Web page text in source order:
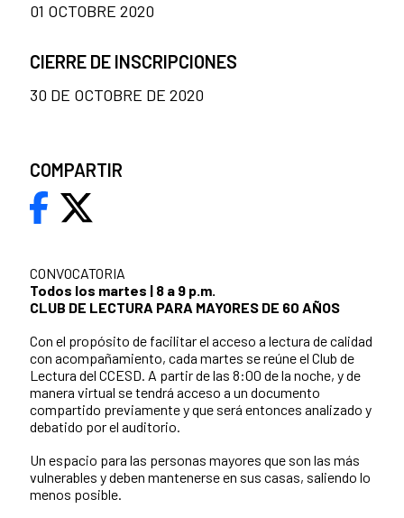
CONVOCATORIA
Todos los martes | 8 a 9 p.m.
CLUB DE LECTURA PARA MAYORES DE 60 AÑOS
Con el propósito de facilitar el acceso a lectura de calidad
con acompañamiento, cada martes se reúne el Club de
Lectura del CCESD. A partir de las 8:00 de la noche, y de
manera virtual se tendrá acceso a un documento
compartido previamente y que será entonces analizado y
debatido por el auditorio.
Un espacio para las personas mayores que son las más
vulnerables y deben mantenerse en sus casas, saliendo lo
menos posible.
01 OCTOBRE 2020
CIERRE DE INSCRIPCIONES
30 DE OCTOBRE DE 2020
COMPARTIR